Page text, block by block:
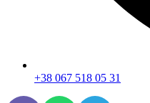
+38 067 518 05 31